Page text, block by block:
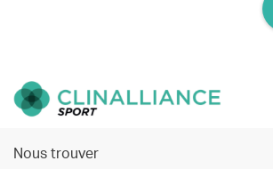
Nous trouver